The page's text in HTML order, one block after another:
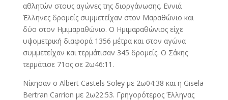
αθλητών στους αγώνες της διοργάνωσης. Εννιά
Έλληνες δρομείς συμμετείχαν στον Μαραθώνιο και
δύο στον Ημιμαραθώνιο. Ο Ημιμαραθώνιος είχε
υψομετρική διαφορά 1356 μέτρα και στον αγώνα
συμμετείχαν και τερμάτισαν 345 δρομείς. Ο Σάκης
τερμάτισε 71ος σε 2ω46:11.
Νίκησαν ο Albert Castels Soley με 2ω04:38 και η Gisela
Bertran Carrion με 2ω22:53. Γρηγορότερος Έλληνας